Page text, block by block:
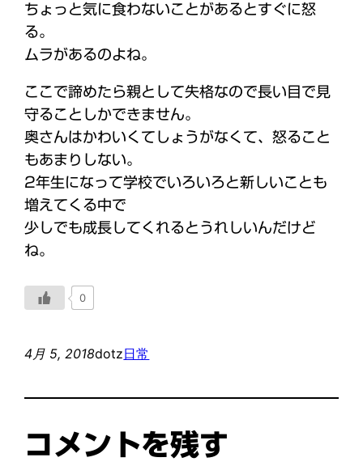
ちょっと気に食わないことがあるとすぐに怒
る。
ムラがあるのよね。
ここで諦めたら親として失格なので長い目で見
守ることしかできません。
奥さんはかわいくてしょうがなくて、怒ること
もあまりしない。
2年生になって学校でいろいろと新しいことも
増えてくる中で
少しでも成長してくれるとうれしいんだけど
ね。
0
4月 5, 2018dotz日常
コメントを残す